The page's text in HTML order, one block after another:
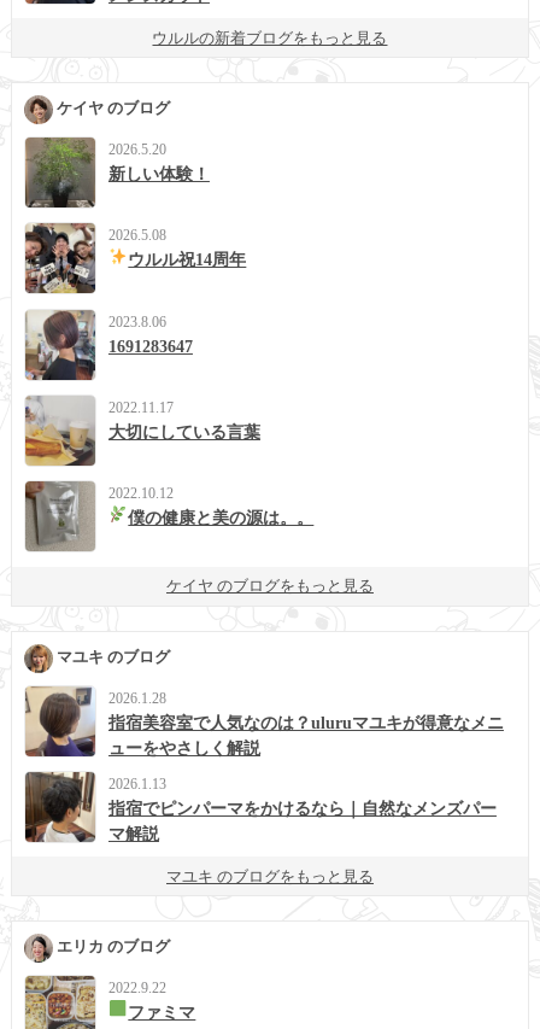
ウルルの新着ブログをもっと見る
ケイヤ のブログ
2026.5.20
新しい体験！
2026.5.08
ウルル祝14周年
2023.8.06
1691283647
2022.11.17
大切にしている言葉
2022.10.12
僕の健康と美の源は。。
ケイヤ のブログをもっと見る
マユキ のブログ
2026.1.28
指宿美容室で人気なのは？uluruマユキが得意なメニ
ューをやさしく解説
2026.1.13
指宿でピンパーマをかけるなら｜自然なメンズパー
マ解説
マユキ のブログをもっと見る
エリカ のブログ
2022.9.22
ファミマ